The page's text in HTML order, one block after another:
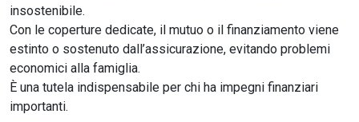
insostenibile.
Con le coperture dedicate, il mutuo o il finanziamento viene
estinto o sostenuto dall’assicurazione, evitando problemi
economici alla famiglia.
È una tutela indispensabile per chi ha impegni finanziari
importanti.